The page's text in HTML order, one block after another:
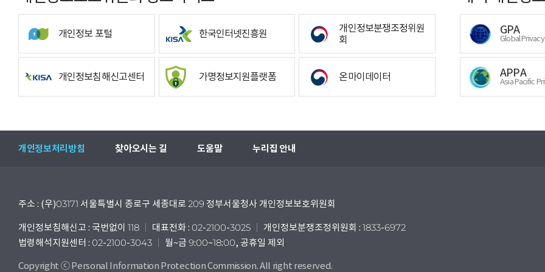
개인정보 포털 한국인터넷진흥원
개인정보분쟁조정위원
회
개인정보침해신고센터 가명정보지원플랫폼 온마이데이터
GPA
Global
APPA
Asia Pacific
개인정보처리방침 찾아오시는 길 도움말 누리집 안내
주소 : (우)03171 서울특별시 종로구 세종대로 209 정부서울청사 개인정보보호위원회
개인정보침해신고 : 국번없이 118 대표전화 : 02-2100-3025
개인정보분쟁조정위원회 : 1833-6972
법령해석지원센터 : 02-2100-3043
월~금 9:00~18:00, 공휴일 제외
Copyright ⓒ Personal Information Protection Commission. All right reserved.